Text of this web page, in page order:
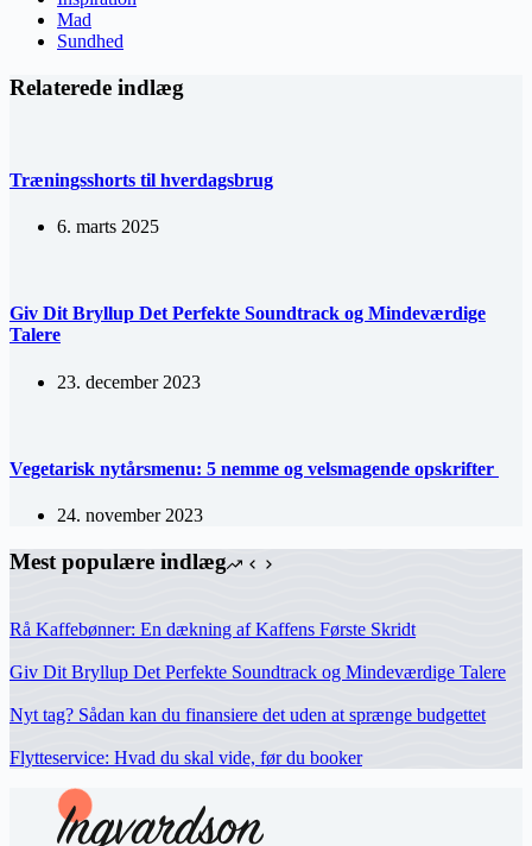
Mad
Sundhed
Relaterede indlæg
Træningsshorts til hverdagsbrug
6. marts 2025
Giv Dit Bryllup Det Perfekte Soundtrack og Mindeværdige
Talere
23. december 2023
Vegetarisk nytårsmenu: 5 nemme og velsmagende opskrifter
24. november 2023
Mest populære indlæg
Rå Kaffebønner: En dækning af Kaffens Første Skridt
Giv Dit Bryllup Det Perfekte Soundtrack og Mindeværdige Talere
Nyt tag? Sådan kan du finansiere det uden at sprænge budgettet
Flytteservice: Hvad du skal vide, før du booker